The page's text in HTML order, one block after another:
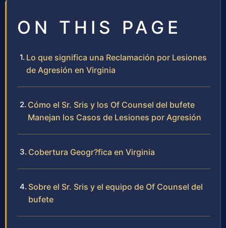
ON THIS PAGE
Lo que significa una Reclamación por Lesiones
de Agresión en Virginia
Cómo el Sr. Sris y los Of Counsel del bufete
Manejan los Casos de Lesiones por Agresión
Cobertura Geogr?fica en Virginia
Sobre el Sr. Sris y el equipo de Of Counsel del
bufete